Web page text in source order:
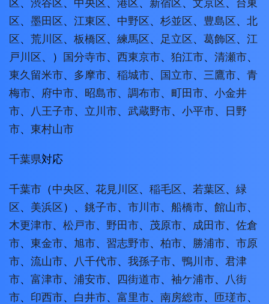
区、 渋谷区、 中央区、 港区、 新宿区、 文京区、 台東
区、 墨田区、 江東区、 中野区、 杉並区、 豊島区、 北
区、 荒川区、 板橋区、 練馬区、 足立区、 葛飾区、 江
戸川区、） 国分寺市、 西東京市、 狛江市、 清瀬市、
東久留米市、 多摩市、 稲城市、 国立市、 三鷹市、 青
梅市、 府中市、 昭島市、 調布市、 町田市、 小金井
市、 八王子市、 立川市、 武蔵野市、 小平市、 日野
市、 東村山市
千葉県対応
千葉市 （中央区、 花見川区、 稲毛区、 若葉区、 緑
区、 美浜区）、 銚子市、 市川市、 船橋市、 館山市、
木更津市、 松戸市、 野田市、 茂原市、 成田市、 佐倉
市、 東金市、 旭市、 習志野市、 柏市、 勝浦市、 市原
市、 流山市、 八千代市、 我孫子市、 鴨川市、 君津
市、 富津市、 浦安市、 四街道市、 袖ケ浦市、
八街
市、 印西市、 白井市、 富里市、 南房総市、 匝瑳市、